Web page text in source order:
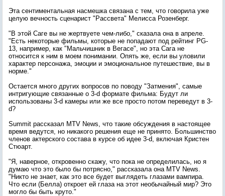
Эта сентиментальная насмешка связана с тем, что говорила уже
целую вечность сценарист "Рассвета" Мелисса Розенберг.
"В этой Саге вы не жертвуете чем-либо," сказала она в апреле.
"Есть некоторые фильмы, которые не попадают под рейтинг PG-
13, например, как "Мальчишник в Вегасе", но эта Сага не
относится к ним в моем понимании. Опять же, если вы уловили
характер персонажа, эмоции и эмоциональное путешествие, вы в
норме."
Остается много других вопросов по поводу "Затмения", самые
интригующие связанные о 3-d формате фильма: Будут ли
использованы 3-d камеры или же все просто потом переведут в 3-
d?
Summit рассказал MTV News, что такие обсуждения в настоящее
время ведутся, но никакого решения еще не принято. Большинство
членов актерского состава в курсе об идее 3-d, включая Кристен
Стюарт.
"Я, наверное, откровенно скажу, что пока не определилась, но я
думаю что это было бы потрясно," рассказала она MTV News.
"Никто не знает, как это все будет выглядеть глазами вампира.
Что если (Белла) откроет ей глаза на этот необычайный мир? Это
могло бы быть круто."